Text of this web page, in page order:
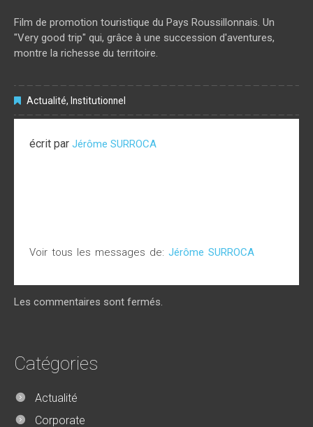
Film de promotion touristique du Pays Roussillonnais. Un
"Very good trip" qui, grâce à une succession d'aventures,
montre la richesse du territoire.
Actualité, Institutionnel
écrit par Jérôme SURROCA
Voir tous les messages de: Jérôme SURROCA
Les commentaires sont fermés.
Catégories
Actualité
Corporate